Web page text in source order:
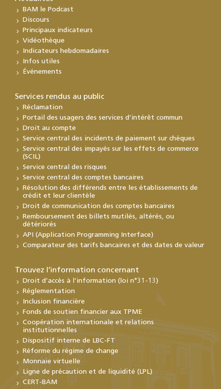
BAM le Podcast
Discours
Principaux indicateurs
Vidéothèque
Indicateurs hebdomadaires
Infos utiles
Événements
Services rendus au public
Réclamation
Portail des usagers des services d’intérêt commun
Droit au compte
Service central des incidents de paiement sur chèques
Service central des impayés sur les effets de commerce
(SCIL)
Service central des risques
Service central des comptes bancaires
Résolution des différends entre les établissements de
crédit et leur clientèle
Droit de communication des comptes bancaires
Remboursement des billets mutilés, altérés, ou
détériorés
API (Application Programming Interface)
Comparateur des tarifs bancaires et des dates de valeur
Trouvez l’information concernant
Droit d’accès à l’information (loi n°31-13)
Réglementation
Inclusion financière
Fonds de soutien financier aux TPME
Coopération internationale et relations
institutionnelles
Dispositif interne de LBC-FT
Réforme du régime de change
Monnaie virtuelle
Ligne de précaution et de liquidité (LPL)
CERT-BAM